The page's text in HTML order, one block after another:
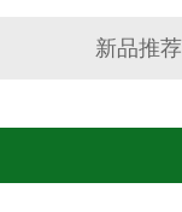
新品推荐